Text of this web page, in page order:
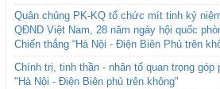
Quân chủng PK-KQ tổ chức mít tinh kỷ
QĐND Việt Nam, 28 năm ngày hội quốc
Chiến thắng “Hà Nội - Điện Biên Phủ trên
Chính trị, tinh thần - nhân tố quan trọng góp
"Hà Nội - Điện Biên phủ trên không"